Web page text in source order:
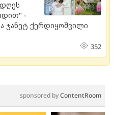
-
ჯანეტ ქერდიყოშვილი
352
sponsored byContentRoom